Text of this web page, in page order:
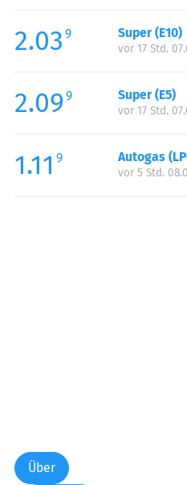
Samstag:
Sonntag:
2.03 9 Super (E10)
vor 17 Std.
2.09 9 Super (E5)
vor 17 Std.
1.11 9 Autogas
vor 5 Std.
Über